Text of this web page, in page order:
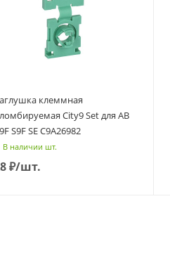
клеммная
City9 Set для АВ
S9F SE C9A26982
В наличии шт.
₽/шт.